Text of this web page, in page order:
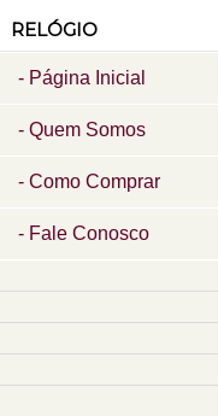
RELÓGIO
Página Inicial
Quem Somos
Como Comprar
Fale Conosco